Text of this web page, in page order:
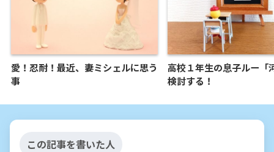
愛！忍耐！最近、妻ミシェルに思う
事
高校１年生の息子ルー「
検討する！
この記事を書いた人